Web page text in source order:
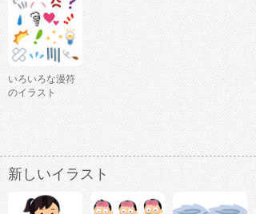
いろいろな漫符
のイラスト
新しいイラスト